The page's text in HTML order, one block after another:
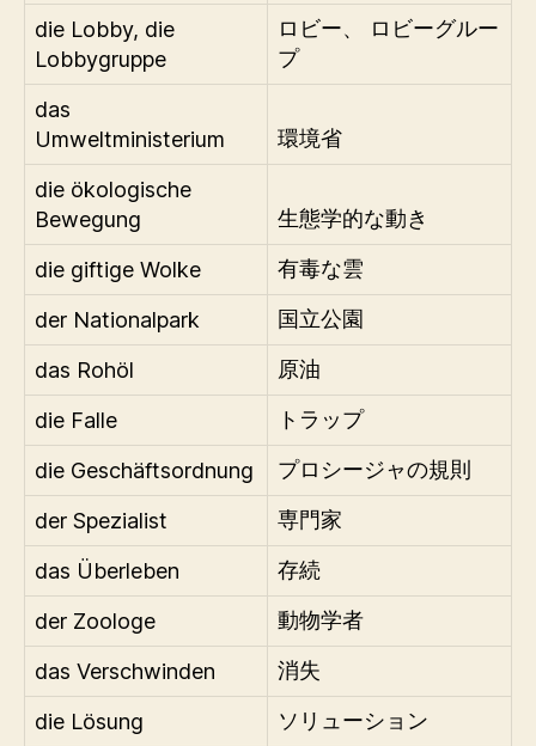
die Lobby, die
Lobbygruppe
ロビー、 ロビーグルー
プ
das
Umweltministerium
環境省
die ökologische
Bewegung
生態学的な動き
die giftige Wolke 有毒な雲
der Nationalpark 国立公園
das Rohöl 原油
die Falle トラップ
die Geschäftsordnung プロシージャの規則
der Spezialist 専門家
das Überleben 存続
der Zoologe 動物学者
das Verschwinden 消失
die Lösung ソリューション